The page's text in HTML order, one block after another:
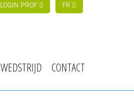
LOGIN PROF FR
WEDSTRIJD CONTACT